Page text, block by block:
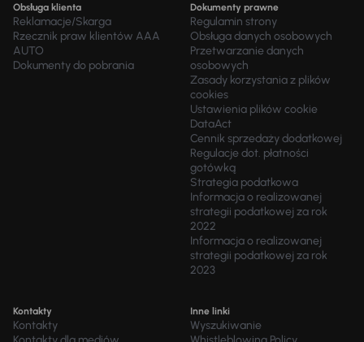
Obsługa klienta
Reklamacje/Skarga
Rzecznik praw klientów AAA
AUTO
Dokumenty do pobrania
Dokumenty prawne
Regulamin strony
Obsługa danych osobowych
Przetwarzanie danych
osobowych
Zasady korzystania z plików
cookies
Ustawienia plików cookie
DataAct
Cennik sprzedaży dodatkowej
Regulacje dot. płatności
gotówką
Strategia podatkowa
Informacja o realizowanej
strategii podatkowej za rok
2022
Informacja o realizowanej
strategii podatkowej za rok
2023
Kontakty
Kontakty
Inne linki
Wyszukiwanie